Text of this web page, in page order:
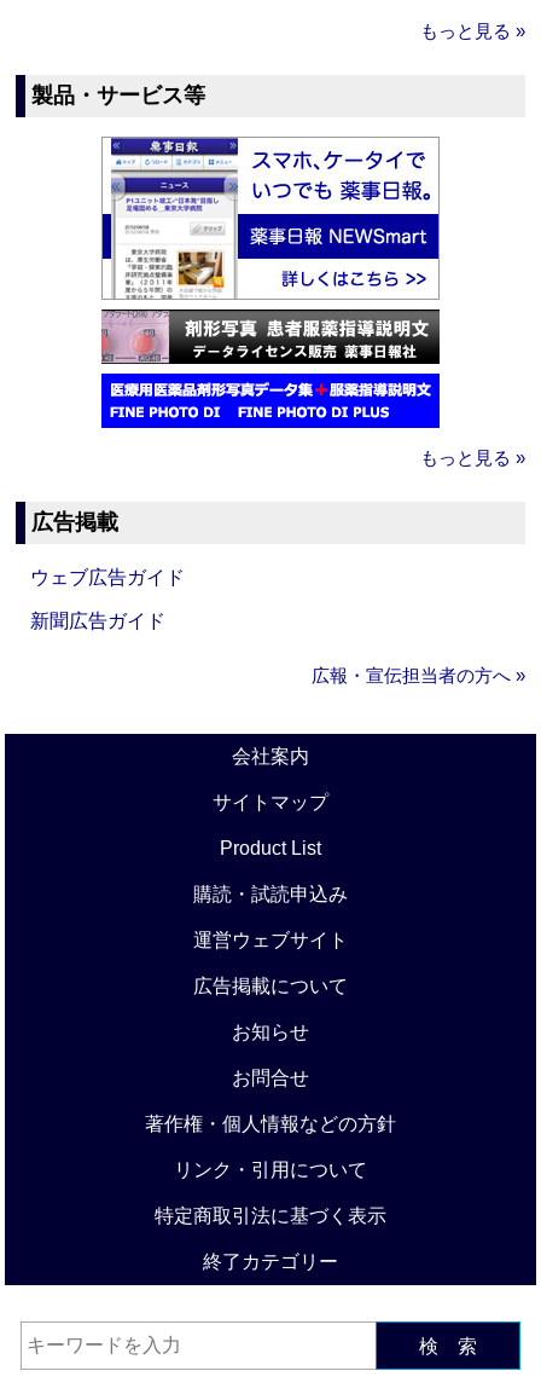
もっと見る »
製品・サービス等
もっと見る »
広告掲載
ウェブ広告ガイド
新聞広告ガイド
広報・宣伝担当者の方へ »
会社案内
サイトマップ
Product List
購読・試読申込み
運営ウェブサイト
広告掲載について
お知らせ
お問合せ
著作権・個人情報などの方針
リンク・引用について
特定商取引法に基づく表示
終了カテゴリー
検 索